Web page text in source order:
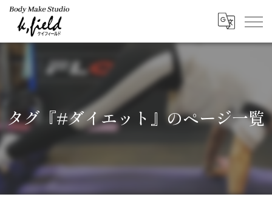
タグ『#ダイエット』のページ一覧